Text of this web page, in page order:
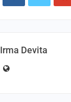
Irma Devita